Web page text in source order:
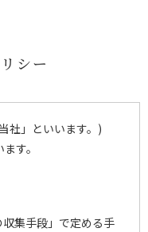
シー
社」といいます。)
す。
集手段」で定める手